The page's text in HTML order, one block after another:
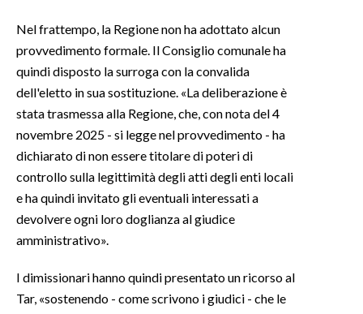
Nel frattempo, la Regione non ha adottato alcun
provvedimento formale. Il Consiglio comunale ha
quindi disposto la surroga con la convalida
dell'eletto in sua sostituzione. «La deliberazione è
stata trasmessa alla Regione, che, con nota del 4
novembre 2025 - si legge nel provvedimento - ha
dichiarato di non essere titolare di poteri di
controllo sulla legittimità degli atti degli enti locali
e ha quindi invitato gli eventuali interessati a
devolvere ogni loro doglianza al giudice
amministrativo».
I dimissionari hanno quindi presentato un ricorso al
Tar, «sostenendo - come scrivono i giudici - che le